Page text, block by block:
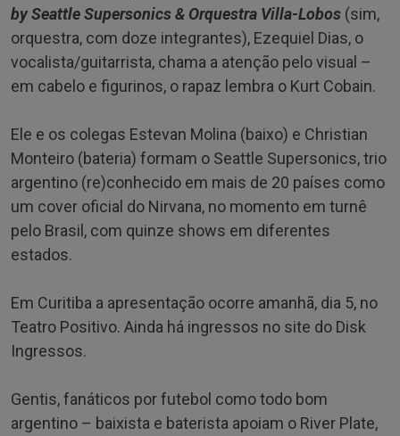
by Seattle Supersonics & Orquestra Villa-Lobos (sim,
orquestra, com doze integrantes), Ezequiel Dias, o
vocalista/guitarrista, chama a atenção pelo visual –
em cabelo e figurinos, o rapaz lembra o Kurt Cobain.
Ele e os colegas Estevan Molina (baixo) e Christian
Monteiro (bateria) formam o Seattle Supersonics, trio
argentino (re)conhecido em mais de 20 países como
um cover oficial do Nirvana, no momento em turnê
pelo Brasil, com quinze shows em diferentes
estados.
Em Curitiba a apresentação ocorre amanhã, dia 5, no
Teatro Positivo. Ainda há ingressos no site do Disk
Ingressos.
Gentis, fanáticos por futebol como todo bom
argentino – baixista e baterista apoiam o River Plate,